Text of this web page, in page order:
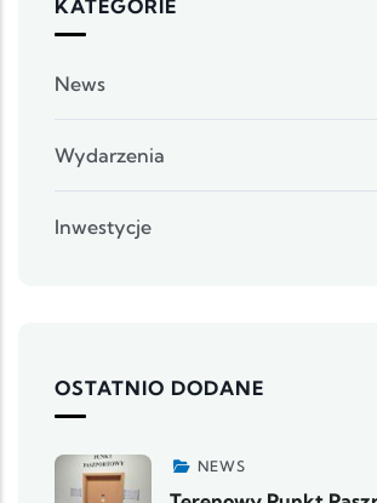
KATEGORIE
News
Wydarzenia
Inwestycje
OSTATNIO DODANE
NEWS